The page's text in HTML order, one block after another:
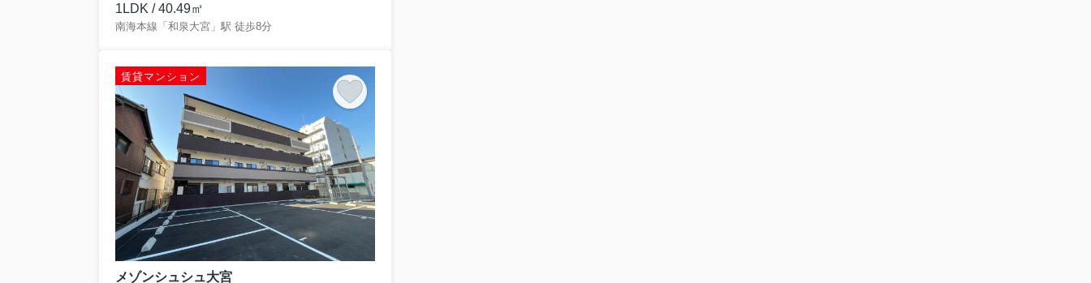
1LDK / 40.49㎡
南海本線「和泉大宮」駅 徒歩8分
賃貸マンション
メゾンシュシュ大宮